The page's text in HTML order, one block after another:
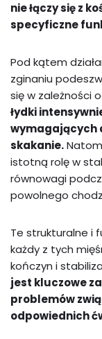
nie łączy się z
specyficzne
Pod kątem
zginaniu
się w zależności
łydki
wymagających
skakanie.
istotną rolę w
równowagi
powolnego
Te strukturalne i
każdy z tych
kończyn i
jest kluczowe
problemów
odpowiednich